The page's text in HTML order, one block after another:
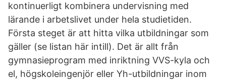
kontinuerligt kombinera undervisning med
lärande i arbetslivet under hela studietiden.
Första steget är att hitta vilka utbildningar som
gäller (se listan här intill). Det är allt från
gymnasieprogram med inriktning VVS-kyla och
el, högskoleingenjör eller Yh-utbildningar inom